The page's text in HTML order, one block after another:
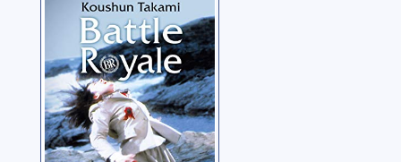
Battle royale
Takami, Koshun